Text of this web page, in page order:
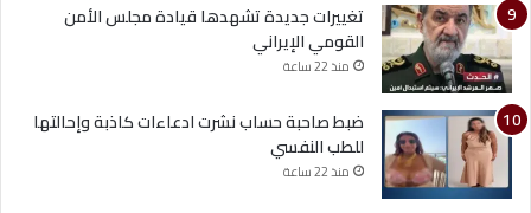
تغييرات جديدة تشهدها قيادة مجلس الأمن
القومي الإيراني
منذ 22 ساعة
ضبط صاحبة حساب نشرت ادعاءات كاذبة وإحالتها
للطب النفسي
منذ 22 ساعة